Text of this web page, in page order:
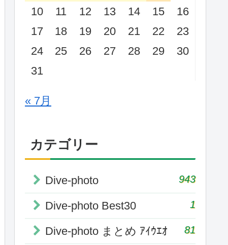
10
11 12 13 14 15
16
17
18 19 20 21 22
23
24
25 26 27 28 29
30
31
« 7月
カテゴリー
Dive-photo 943
Dive-photo Best30 1
Dive-photo まとめ ｱｲｳｴｵ 81